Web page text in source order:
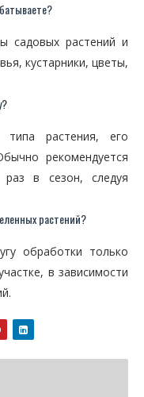
садовых растений и
кустарники, цветы,
растения, его
рекомендуется
раз в сезон, следуя
растений?
обработки только
в зависимости